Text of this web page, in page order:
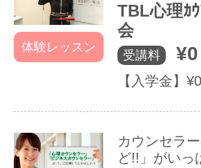
体験レッスン
TBL心理ｶ
会
受講料 ¥0
【入学金】
カウンセラ
ど!!」がいっ